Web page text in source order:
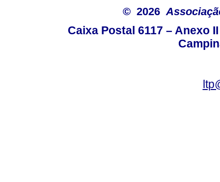
© 2026
Caixa Postal 6117 – Anexo